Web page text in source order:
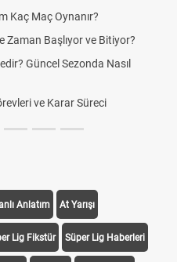
Kaç Maç Oynanır?
Zaman Başlıyor ve Bitiyor?
Güncel Sezonda Nasıl
ve Karar Süreci
Anlatım At Yarışı
Lig Fikstür Süper Lig Haberleri